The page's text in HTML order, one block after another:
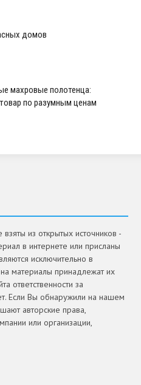
домов
махровые полотенца:
по разумным ценам
из открытых источников -
в интернете или присланы
исключительно в
материалы принадлежат их
ответственности за
Если Вы обнаружили на нашем
авторские права,
или организации,